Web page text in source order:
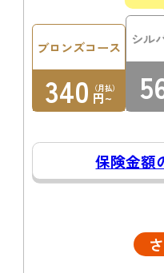
ブロンズコース
340 円~
（月払）
シル
保険金額